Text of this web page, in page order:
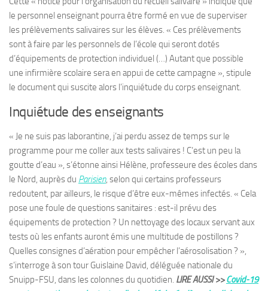
le personnel enseignant pourra être formé en vue de superviser
les prélèvements salivaires sur les élèves. « Ces prélèvements
sont à faire par les personnels de l’école qui seront dotés
d’équipements de protection individuel (…) Autant que possible
une infirmière scolaire sera en appui de cette campagne », stipule
le document qui suscite alors l’inquiétude du corps enseignant.
Inquiétude des enseignants
« Je ne suis pas laborantine, j’ai perdu assez de temps sur le
programme pour me coller aux tests salivaires ! C’est un peu la
goutte d’eau », s’étonne ainsi Hélène, professeure des écoles dans
le Nord, auprès du Parisien, selon qui certains professeurs
redoutent, par ailleurs, le risque d’être eux-mêmes infectés. « Cela
pose une foule de questions sanitaires : est-il prévu des
équipements de protection ? Un nettoyage des locaux servant aux
tests où les enfants auront émis une multitude de postillons ?
Quelles consignes d’aération pour empêcher l’aérosolisation ? »,
s’interroge à son tour Guislaine David, déléguée nationale du
Snuipp-FSU, dans les colonnes du quotidien. LIRE AUSSI >>Covid-19